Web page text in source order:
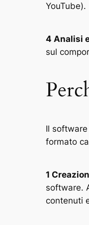
YouTube).
4 Analisi
sul
Il
formato
1
software.
contenuti